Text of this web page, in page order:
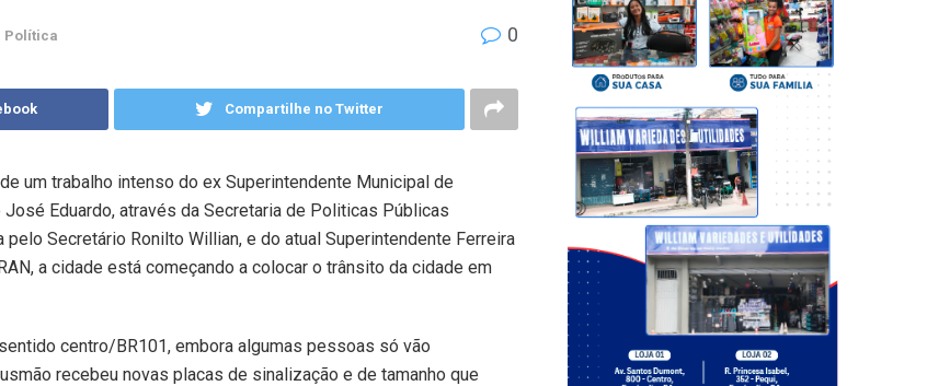
Política 0
Compartilhe no Twitter
um trabalho intenso do ex Superintendente Municipal de
José Eduardo, através da Secretaria de Politicas Públicas
pelo Secretário Ronilto Willian, e do atual Superintendente Ferreira
a cidade está começando a colocar o trânsito da cidade em
centro/BR101, embora algumas pessoas só vão
recebeu novas placas de sinalização e de tamanho que